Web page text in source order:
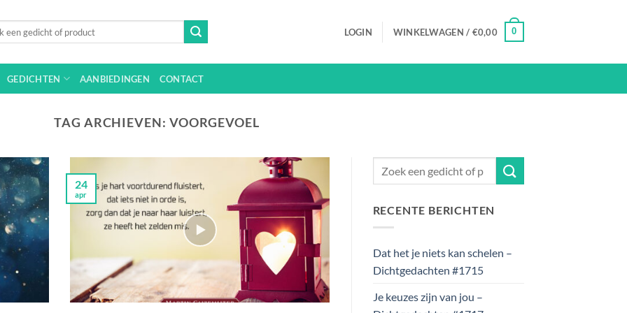
LOGIN WINKELWAGEN / €0,00 0
GEDICHTEN AANBIEDINGEN CONTACT
TAG ARCHIEVEN: VOORGEVOEL
24
apr
RECENTE BERICHTEN
Dat het je niets kan schelen –
Dichtgedachten #1715
Je keuzes zijn van jou –